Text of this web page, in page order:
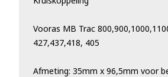
Vooras MB Trac
427,437,418, 405
Afmeting: 35mm x 96,5mm voor